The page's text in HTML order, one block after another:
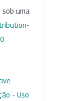
uma
– Uso